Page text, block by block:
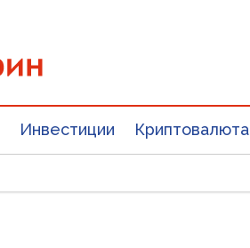
Инвестиции Криптовалюта